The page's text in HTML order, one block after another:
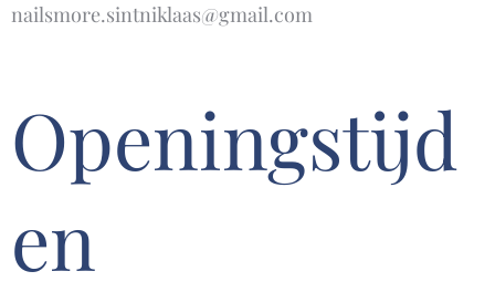
nailsmore.sintniklaas@gmail.com
Openingstijd
en